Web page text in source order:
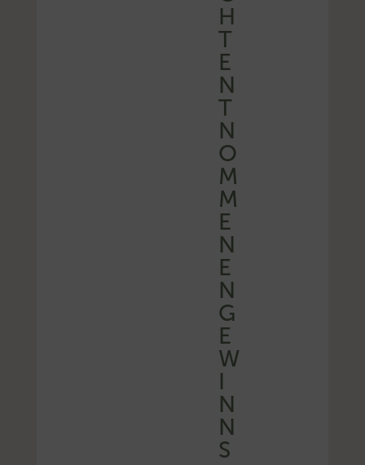
H
T
E
N
T
N
O
M
M
E
N
E
N
G
E
W
I
N
N
S